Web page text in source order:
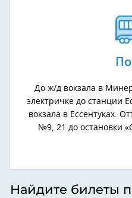
До ж/д вокзала в
электричке до станции
вокзала в Ессентуках.
№9, 21 до остановки
Найдите билеты